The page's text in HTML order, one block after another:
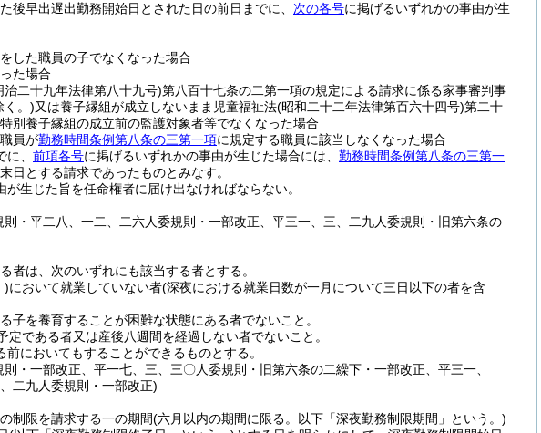
後早出遅出勤務開始日とされた日の前日までに、 次の各号に掲げるいずれかの事由が生
した職員の子でなくなった場合
た場合
治二十九年法律第八十九号)第八百十七条の二第一項の規定による請求に係る家事審判事
く。)又は養子縁組が成立しないまま児童福祉法(昭和二十二年法律第百六十四号)第二十
別養子縁組の成立前の監護対象者等でなくなった場合
員が勤務時間条例第八条の三第一項に規定する職員に該当しなくなった場合
、 前項各号に掲げるいずれかの事由が生じた場合には、 勤務時間条例第八条の三第一
日とする請求であったものとみなす。
が生じた旨を任命権者に届け出なければならない。
・平二八、一二、二六人委規則・一部改正、平三一、三、二九人委規則・旧第六条の
者は、次のいずれにも該当する者とする。
)において就業していない者(深夜における就業日数が一月について三日以下の者を含
を養育することが困難な状態にある者でないこと。
定である者又は産後八週間を経過しない者でないこと。
においてもすることができるものとする。
・一部改正、平一七、三、三〇人委規則・旧第六条の二繰下・一部改正、平三一、
二九人委規則・一部改正)
制限を請求する一の期間(六月以内の期間に限る。以下「深夜勤務制限期間」という。)